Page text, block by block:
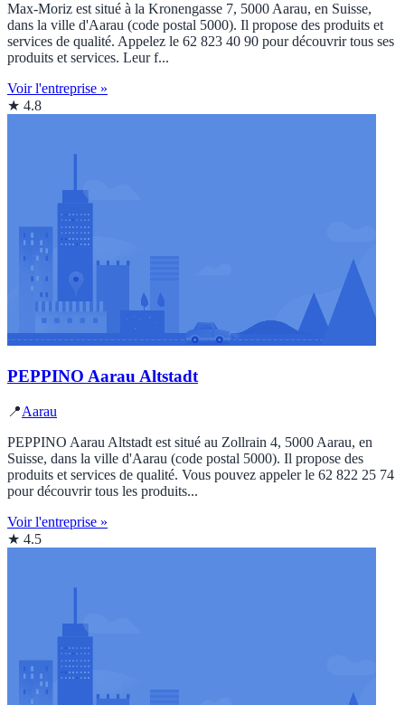
Max-Moriz est situé à la Kronengasse 7, 5000 Aarau, en Suisse,
dans la ville d'Aarau (code postal 5000). Il propose des produits et
services de qualité. Appelez le 62 823 40 90 pour découvrir tous ses
produits et services. Leur f...
Voir l'entreprise »
★ 4.8
PEPPINO Aarau Altstadt
📍Aarau
PEPPINO Aarau Altstadt est situé au Zollrain 4, 5000 Aarau, en
Suisse, dans la ville d'Aarau (code postal 5000). Il propose des
produits et services de qualité. Vous pouvez appeler le 62 822 25 74
pour découvrir tous les produits...
Voir l'entreprise »
★ 4.5